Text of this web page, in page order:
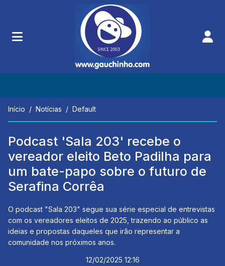
Início Notícias Default
Podcast 'Sala 203' recebe o
vereador eleito Beto Padilha para
um bate-papo sobre o futuro de
Serafina Corrêa
O podcast "Sala 203" segue sua série especial de entrevistas
com os vereadores eleitos de 2025, trazendo ao público as
ideias e propostas daqueles que irão representar a
comunidade nos próximos anos.
12/02/2025 12:16